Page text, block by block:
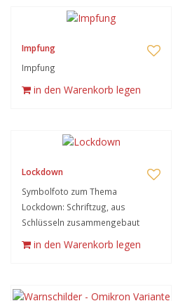
Impfung
Impfung
in den Warenkorb legen
Lockdown
Symbolfoto zum Thema
Lockdown: Schriftzug, aus
Schlüsseln zusammengebaut
in den Warenkorb legen